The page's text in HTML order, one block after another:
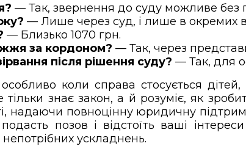
— Так, звернення до суду можливе
— Лише через суд, і лише в окремих
— Близько 1070 грн.
за кордоном? — Так, через
після рішення суду? — Так, для
коли справа стосується дітей,
знає закон, а й розуміє, як
надаючи повноцінну юридичну
позов і відстоїть ваші
ускладнень.